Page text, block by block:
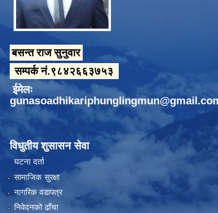
बसन्त राज सुनुवार
सम्पर्क नं.९८४२६६३७५३
ईमेलः
विधुतीय शुसासन सेवा
घटना दर्ता
सामाजिक सुरक्षा
नागरिक वडापत्र
निवेदनको ढाँचा